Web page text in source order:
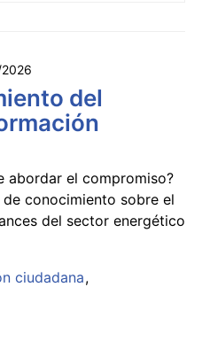
del
abordar el compromiso?
conocimiento sobre el
del sector energético
ciudadana